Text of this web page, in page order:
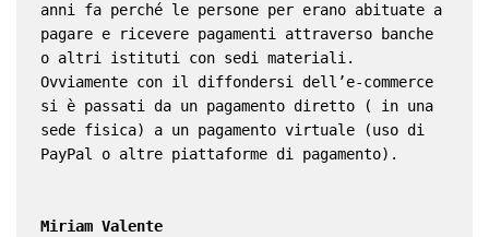
anni fa perché le persone per erano abituate a
pagare e ricevere pagamenti attraverso banche
o altri istituti con sedi materiali.
Ovviamente con il diffondersi dell’e-commerce
si è passati da un pagamento diretto ( in una
sede fisica) a un pagamento virtuale (uso di
PayPal o altre piattaforme di pagamento).
Miriam Valente